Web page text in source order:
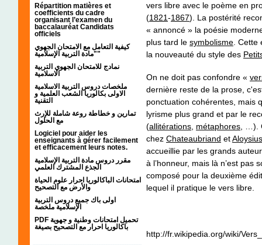
Répartition matières et
coefficients du cadre
organisant l’examen du
baccalauréat Candidats
officiels
كيفية التعامل مع الامتحان الجهوي
"مادة التربية الإسلامية"
نمادج للامتحان الجهوي التربية
الاسلامية
ملخصات دروس التربية الاسلامية
الاولى بكالوريا الشعب العلمية و
التقنية
تمارين و خطاطة روعة شاملة للإرث
مع الحلول
Logiciel pour aider les
enseignants à gérer facilement
et efficacement leurs notes.
مقرر دروس مادة التربية الإسلامية
الجذع المشترك العلمي
امتحانات الباكالوريا احرار علوم الحياة
والأرض مع التصحيح
اولى باك جميع دروس التربية
الإسلامية ملخصة
PDF تحميل امتحانات وطنية و جهوية
باكالوريا احرار مع التصحيح بصيغة
vers libre avec le poème en
(1821-1867). La postérité
« annoncé » la poésie
plus tard le symbolisme. Cette
la nouveauté du style des
On ne doit pas confondre «
dernière reste de la prose,
ponctuation cohérentes, mais
lyrisme plus grand et par le
(allitérations, métaphores, …).
chez Chateaubriand et
accueillie par les grands
à l’honneur, mais là n’est pas
composé pour la deuxième
lequel il pratique le vers libre.
http://fr.wikipedia.org/wiki/